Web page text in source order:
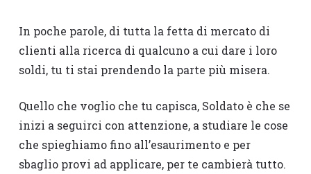
In poche parole, di tutta la fetta di mercato di
clienti alla ricerca di qualcuno a cui dare i loro
soldi, tu ti stai prendendo la parte più misera.
Quello che voglio che tu capisca, Soldato è che se
inizi a seguirci con attenzione, a studiare le cose
che spieghiamo fino all’esaurimento e per
sbaglio provi ad applicare, per te cambierà tutto.